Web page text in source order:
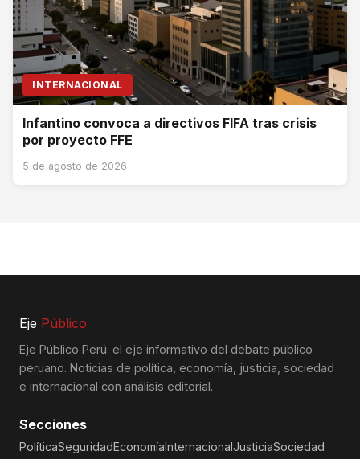
INTERNACIONAL
Infantino convoca a directivos FIFA tras crisis
por proyecto FFE
5 de agosto de 2026
Eje Público
Eje Público Perú: el eje informativo del debate público
peruano. Noticias de política, economía, justicia, sociedad
e internacional con análisis editorial.
Secciones
PolíticaSeguridadEconomíaInternacionalJusticiaSociedad